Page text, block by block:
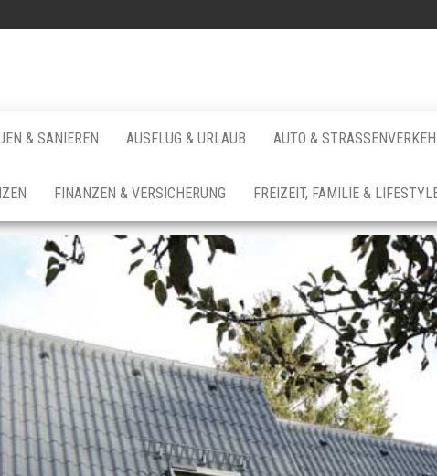
& SANIEREN AUSFLUG & URLAUB AUTO & STRASSENVERKEHR
FINANZEN & VERSICHERUNG FREIZEIT, FAMILIE &